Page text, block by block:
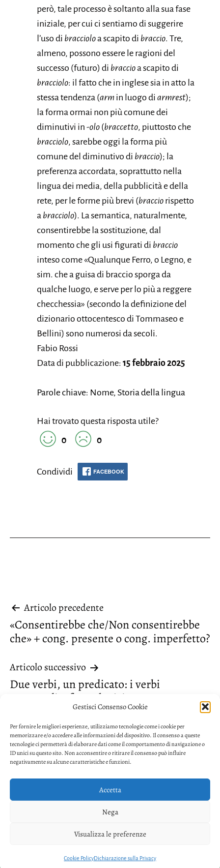
Gestisci Consenso Cookie
Per fornire le migliori esperienze, utilizziamo tecnologie come i cookie per
memorizzare e/o accedere alle informazioni del dispositivo. Il consenso a queste
tecnologie ci permetterà di elaborare dati come il comportamento di navigazione o
ID unici su questo sito. Non acconsentire o ritirare il consenso può influire
negativamente su alcune caratteristiche e funzioni.
Accetta
Nega
Visualizza le preferenze
Cookie PolicyDichiarazione sulla Privacy
però, tale processo è soltanto alla sua fase
iniziale, per cui ci sentiamo di suggerire
l’uso di braccioloa scapito di braccio. Tre,
almeno, possono essere le ragioni del
successo (futuro) di braccioa scapito di
bracciolo: il fatto che in inglese sia in atto la
stessa tendenza (arm in luogo di armrest);
la forma ormai non più comune dei
diminutivi in -olo (braccetto, piuttosto che
bracciolo, sarebbe oggi la forma più
comune del diminutivo di braccio); la
preferenza accordata, soprattutto nella
lingua dei media, della pubblicità e della
rete, per le forme più brevi (braccio rispetto
a bracciolo). La semantica, naturalmente,
consentirebbe la sostituzione, dal
momento che gli usi figurati di braccio
inteso come «Qualunque Ferro, o Legno, e
sim. che a guisa di braccio sporga da
qualche luogo, e serve per lo più a reggere
checchessia» (secondo la definizione del
dizionario ottocentesco di Tommaseo e
Bellini) sono numerosi da secoli.
Fabio Rossi
Data di pubblicazione: 15 febbraio 2025
Parole chiave: Nome, Storia della lingua
Hai trovato questa risposta utile?
0
0
Condividi FACEBOOK
Navigazione
articoli
Articolo precedente
«Consentirebbe che/Non consentirebbe
che» + cong. presente o cong. imperfetto?
Articolo successivo
Due verbi, un predicato: i verbi
aspettuali o fraseologici